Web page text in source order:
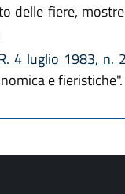
delle fiere,
4 luglio 1983, n.
e fieristiche".